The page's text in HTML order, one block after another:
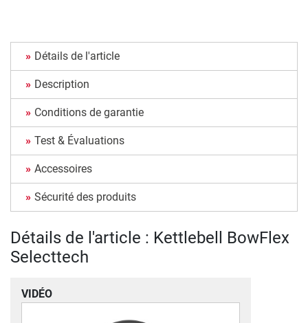
Détails de l'article
Description
Conditions de garantie
Test & Évaluations
Accessoires
Sécurité des produits
Détails de l'article : Kettlebell BowFlex
Selecttech
VIDÉO